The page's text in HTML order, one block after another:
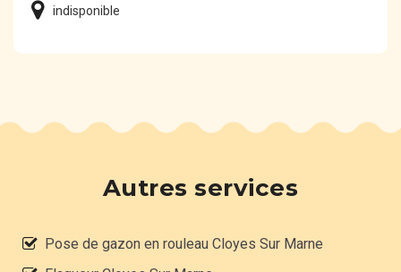
indisponible
Autres services
Pose de gazon en rouleau Cloyes Sur Marne